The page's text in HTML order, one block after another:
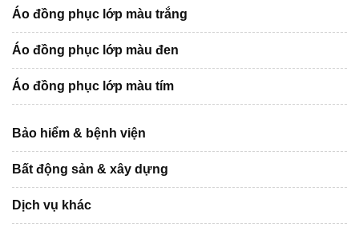
Áo đồng phục lớp màu trắng
Áo đồng phục lớp màu đen
Áo đồng phục lớp màu tím
Bảo hiểm & bệnh viện
Bất động sản & xây dựng
Dịch vụ khác